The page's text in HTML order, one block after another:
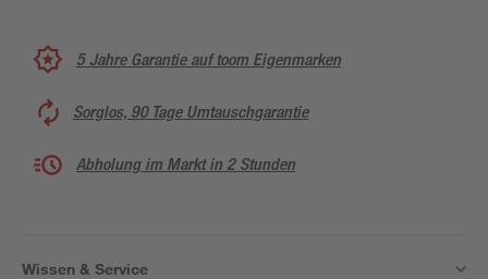
5 Jahre Garantie auf toom Eigenmarken
Sorglos, 90 Tage Umtauschgarantie
Abholung im Markt in 2 Stunden
Wissen & Service